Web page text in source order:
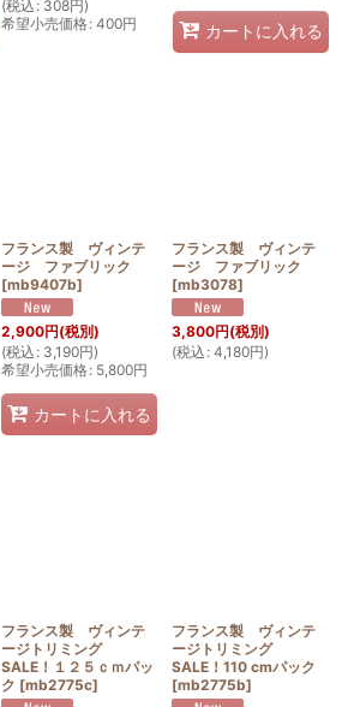
(税込 : 308円)
希望小売価格: 400円 カートに入れる
フランス製 ヴィンテ
ージ ファブリック
[mb9407b]
2,900円(税別)
(税込 : 3,190円)
希望小売価格: 5,800円
カートに入れる
フランス製 ヴィンテ
ージ ファブリック
[mb3078]
3,800円(税別)
(税込 : 4,180円)
フランス製 ヴィンテ
ージトリミング
SALE！１２５ｃｍパッ
ク [mb2775c]
フランス製 ヴィンテ
ージトリミング
SALE！110 cmパック
[mb2775b]